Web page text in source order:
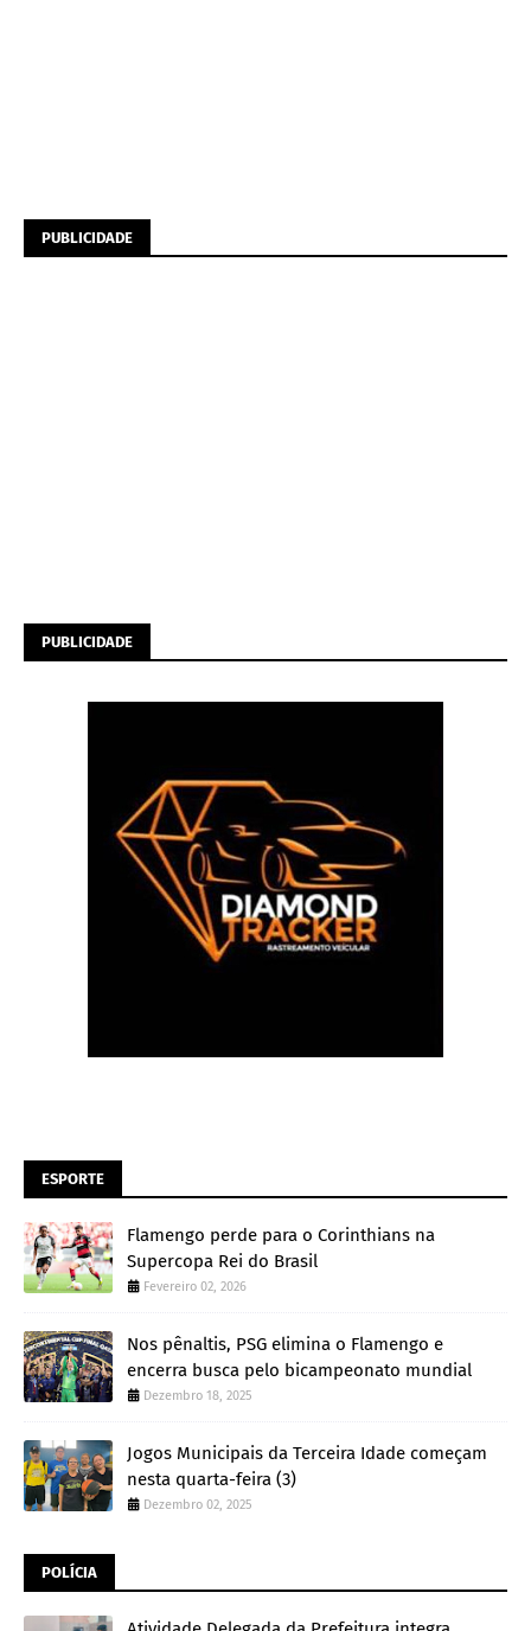
PUBLICIDADE
PUBLICIDADE
ESPORTE
Flamengo perde para o Corinthians na
Supercopa Rei do Brasil
Fevereiro 02, 2026
Nos pênaltis, PSG elimina o Flamengo e
encerra busca pelo bicampeonato mundial
Dezembro 18, 2025
Jogos Municipais da Terceira Idade começam
nesta quarta-feira (3)
Dezembro 02, 2025
POLÍCIA